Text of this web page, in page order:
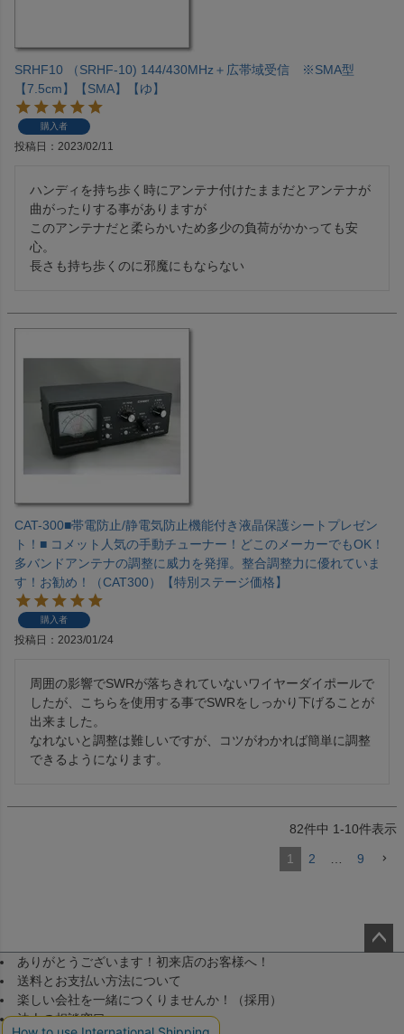
SRHF10 （SRHF-10) 144/430MHz＋広帯域受信 ※SMA型
【7.5cm】【SMA】【ゆ】
購入者
投稿日 2023/02/11
ハンディを持ち歩く時にアンテナ付けたままだとアンテナが
曲がったりする事がありますが
このアンテナだと柔らかいため多少の負荷がかかっても安
心。
長さも持ち歩くのに邪魔にもならない
CAT-300■帯電防止/静電気防止機能付き液晶保護シートプレゼン
ト！■ コメット人気の手動チューナー！どこのメーカーでもOK！
多バンドアンテナの調整に威力を発揮。整合調整力に優れていま
す！お勧め！（CAT300）【特別ステージ価格】
購入者
投稿日 2023/01/24
周囲の影響でSWRが落ちきれていないワイヤーダイポールで
したが、こちらを使用する事でSWRをしっかり下げることが
出来ました。
なれないと調整は難しいですが、コツがわかれば簡単に調整
できるようになります。
82件中 1-10件表示
1 2 9
ありがとうございます！初来店のお客様へ！
送料とお支払い方法について
楽しい会社を一緒につくりませんか！（採用）
法人の相談窓口